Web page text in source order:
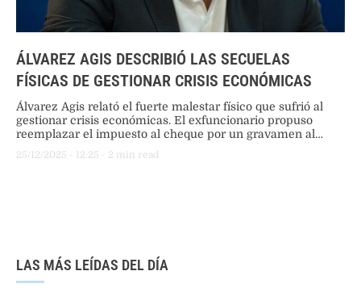
ÁLVAREZ AGIS DESCRIBIÓ LAS SECUELAS
FÍSICAS DE GESTIONAR CRISIS ECONÓMICAS
Álvarez Agis relató el fuerte malestar físico que sufrió al
gestionar crisis económicas. El exfuncionario propuso
reemplazar el impuesto al cheque por un gravamen al
Milei tildó de robo al consumo.
25/12/2025 - 12:25 - 2 min read
LAS MÁS LEÍDAS DEL DÍA